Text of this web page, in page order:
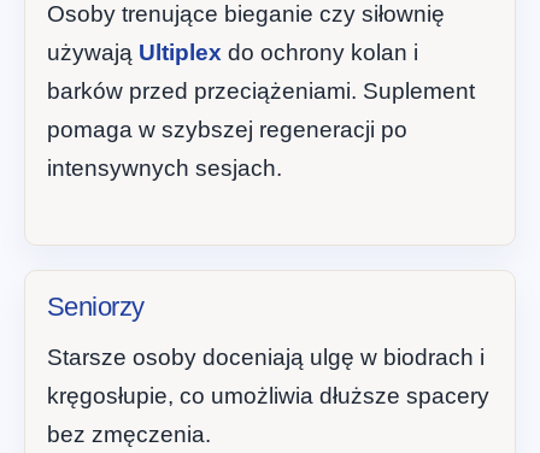
Osoby trenujące bieganie czy siłownię
używają Ultiplex do ochrony kolan i
barków przed przeciążeniami. Suplement
pomaga w szybszej regeneracji po
intensywnych sesjach.
Seniorzy
Starsze osoby doceniają ulgę w biodrach i
kręgosłupie, co umożliwia dłuższe spacery
bez zmęczenia.